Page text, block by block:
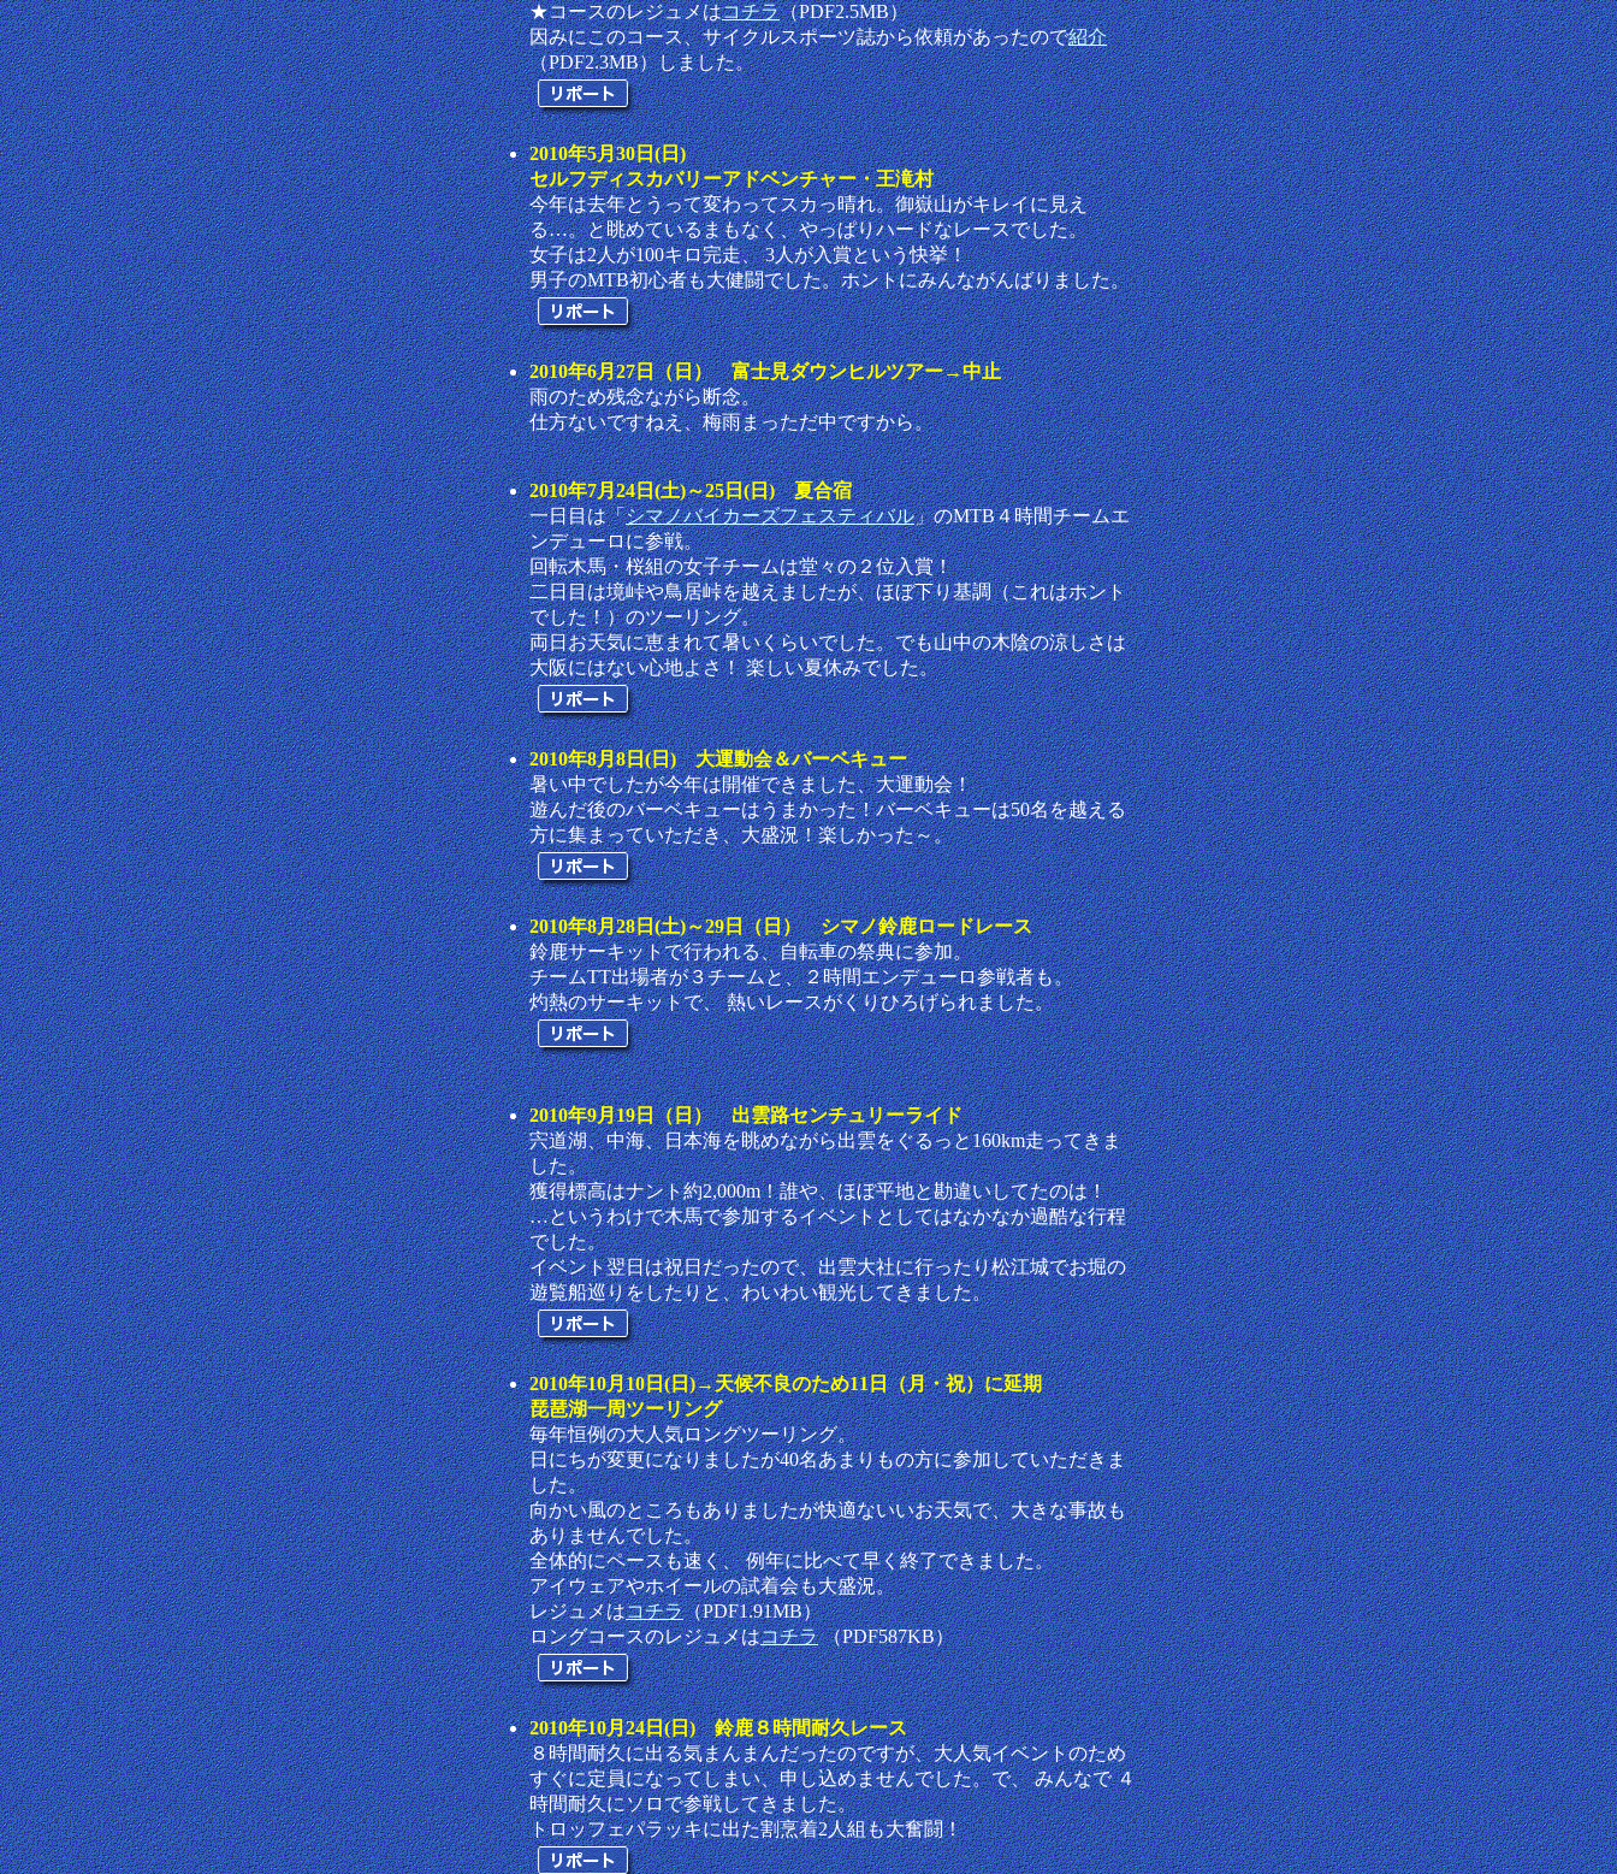
★コースのレジュメはコチラ（PDF2.5MB）
因みにこのコース、サイクルスポーツ誌から依頼があったので紹介
（PDF2.3MB）しました。
2010年5月30日(日)
セルフディスカバリーアドベンチャー・王滝村
今年は去年とうって変わってスカっ晴れ。御嶽山がキレイに見え
る…。と眺めているまもなく、やっぱりハードなレースでした。
女子は2人が100キロ完走、 3人が入賞という快挙！
男子のMTB初心者も大健闘でした。ホントにみんながんばりました。
2010年6月27日（日） 富士見ダウンヒルツアー→中止
雨のため残念ながら断念。
仕方ないですねえ、梅雨まっただ中ですから。
2010年7月24日(土)～25日(日) 夏合宿
一日目は「シマノバイカーズフェスティバル」のMTB４時間チームエ
ンデューロに参戦。
回転木馬・桜組の女子チームは堂々の２位入賞！
二日目は境峠や鳥居峠を越えましたが、ほぼ下り基調（これはホント
でした！）のツーリング。
両日お天気に恵まれて暑いくらいでした。でも山中の木陰の涼しさは
大阪にはない心地よさ！ 楽しい夏休みでした。
2010年8月8日(日) 大運動会＆バーベキュー
暑い中でしたが今年は開催できました、大運動会！
遊んだ後のバーベキューはうまかった！バーベキューは50名を越える
方に集まっていただき、大盛況！楽しかった～。
2010年8月28日(土)～29日（日） シマノ鈴鹿ロードレース
鈴鹿サーキットで行われる、自転車の祭典に参加。
チームTT出場者が３チームと、２時間エンデューロ参戦者も。
灼熱のサーキットで、 熱いレースがくりひろげられました。
2010年9月19日（日） 出雲路センチュリーライド
宍道湖、中海、日本海を眺めながら出雲をぐるっと160km走ってきま
した。
獲得標高はナント約2,000m！誰や、ほぼ平地と勘違いしてたのは！
…というわけで木馬で参加するイベントとしてはなかなか過酷な行程
でした。
イベント翌日は祝日だったので、出雲大社に行ったり松江城でお堀の
遊覧船巡りをしたりと、わいわい観光してきました。
2010年10月10日(日)→天候不良のため11日（月・祝）に延期
琵琶湖一周ツーリング
毎年恒例の大人気ロングツーリング。
日にちが変更になりましたが40名あまりもの方に参加していただきま
した。
向かい風のところもありましたが快適ないいお天気で、大きな事故も
ありませんでした。
全体的にペースも速く、 例年に比べて早く終了できました。
アイウェアやホイールの試着会も大盛況。
レジュメはコチラ（PDF1.91MB）
ロングコースのレジュメはコチラ（PDF587KB）
2010年10月24日(日) 鈴鹿８時間耐久レース
８時間耐久に出る気まんまんだったのですが、大人気イベントのため
すぐに定員になってしまい、申し込めませんでした。で、 みんなで ４
時間耐久にソロで参戦してきました。
トロッフェパラッキに出た割烹着2人組も大奮闘！